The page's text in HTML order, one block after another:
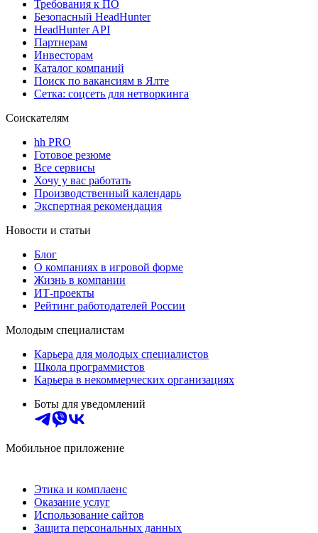
Требования к ПО
Безопасный HeadHunter
HeadHunter API
Партнерам
Инвесторам
Каталог компаний
Поиск по вакансиям в Ялте
Сетка: соцсеть для нетворкинга
Соискателям
hh PRO
Готовое резюме
Все сервисы
Хочу у вас работать
Производственный календарь
Экспертная рекомендация
Новости и статьи
Блог
О компаниях в игровой форме
Жизнь в компании
ИТ-проекты
Рейтинг работодателей России
Молодым специалистам
Карьера для молодых специалистов
Школа программистов
Карьера в некоммерческих организациях
Боты для уведомлений
Мобильное приложение
Этика и комплаенс
Оказание услуг
Использование сайтов
Защита персональных данных